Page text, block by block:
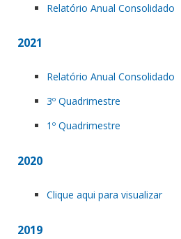
Relatório Anual Consolidado
2021
Relatório Anual Consolidado
3º Quadrimestre
1º Quadrimestre
2020
Clique aqui para visualizar
2019